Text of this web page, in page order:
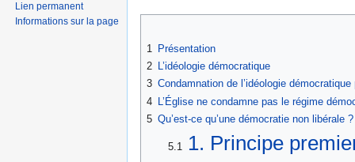
1
Présentation
2
L’idéologie démocratique
3 Condamnation de l’idéologie
4 L’Église ne condamne pas le régime
5 Qu’est-ce qu’une démocratie non libérale ?
5.1
1. Principe
Lien permanent
Informations sur la page